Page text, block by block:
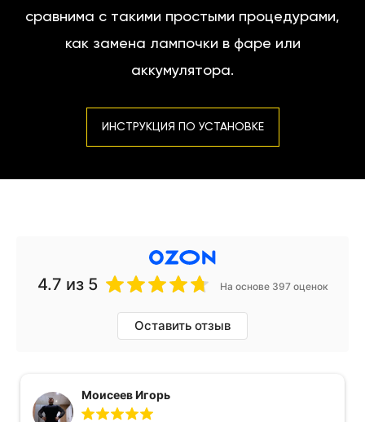
сравнима с такими простыми процедурами,
как замена лампочки в фаре или
аккумулятора.
ИНСТРУКЦИЯ ПО УСТАНОВКЕ
4.7 из 5 На основе 397 оценок
Оставить отзыв
Моисеев Игорь